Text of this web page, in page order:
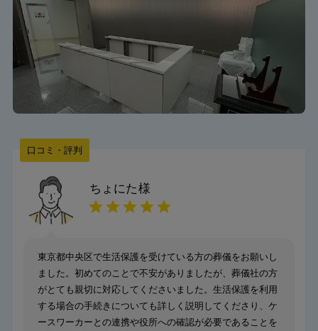
口コミ・評判
ちょにた様
東京都中央区で生活保護を受けている方の葬儀をお願いし
ました。初めてのことで不安がありましたが、葬儀社の方
がとても親切に対応してくださいました。生活保護を利用
する場合の手続きについても詳しく説明してくださり、ケ
ースワーカーとの連携や役所への確認が必要であることを